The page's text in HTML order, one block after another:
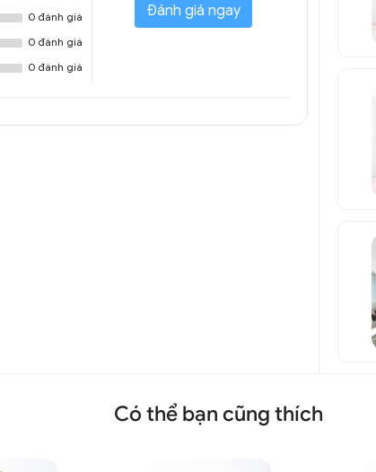
0 đánh giá
0 đánh giá
0 đánh giá
Đánh giá ngay
Có thể bạn cũng thích